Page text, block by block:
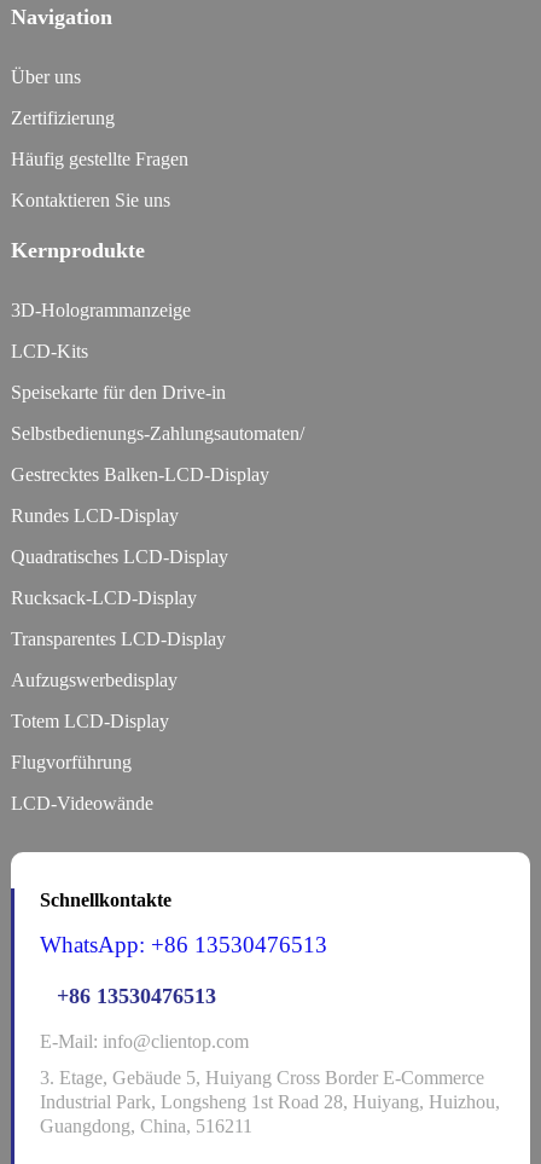
Navigation
Über uns
Zertifizierung
Häufig gestellte Fragen
Kontaktieren Sie uns
Kernprodukte
3D-Hologrammanzeige
LCD-Kits
Speisekarte für den Drive-in
Selbstbedienungs-Zahlungsautomaten/
Gestrecktes Balken-LCD-Display
Rundes LCD-Display
Quadratisches LCD-Display
Rucksack-LCD-Display
Transparentes LCD-Display
Aufzugswerbedisplay
Totem LCD-Display
Flugvorführung
LCD-Videowände
Schnellkontakte
WhatsApp: +86 13530476513
+86 13530476513
E-Mail: info@clientop.com
3. Etage, Gebäude 5, Huiyang Cross Border E-Commerce
Industrial Park, Longsheng 1st Road 28, Huiyang, Huizhou,
Guangdong, China, 516211